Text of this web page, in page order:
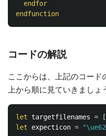
endfor
endfunction
コードの解説
ここからは、上記のコード
上から順に見ていきましょ
let targetfilenames = [
let expecticon =